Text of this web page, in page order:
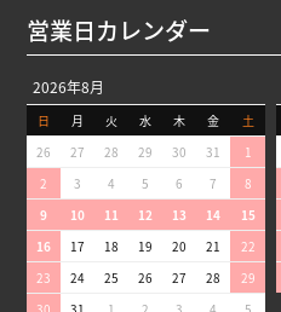
営業日カレンダー
2026年8月
日 月 火 水 木 金
土
26
27 28 29 30 31
1
2
3 4 5 6 7
8
9
10 11 12 13 14
15
16
17 18 19 20 21
22
23
24 25 26 27 28
29